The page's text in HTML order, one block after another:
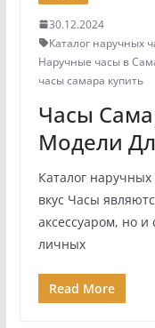
30.12.2024
Каталог наручных
Наручные часы в
часы самара купить
Часы
Модели
Каталог
вкус Часы
аксессуаром, но и
личных
Read More